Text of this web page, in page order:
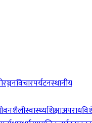
विचारपर्यटनस्थानीय
स्वास्थ्यशिक्षाअपराध